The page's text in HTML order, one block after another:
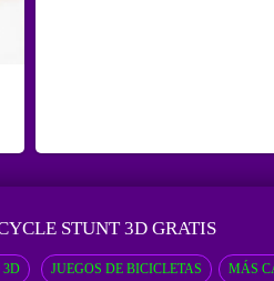
STUNT 3D GRATIS
3D JUEGOS DE BICICLETAS MÁS